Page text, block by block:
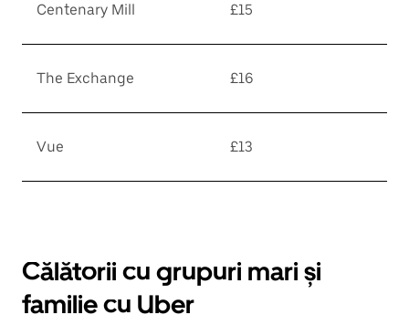
Centenary Mill £15
The Exchange £16
Vue £13
Călătorii cu grupuri mari și
familie cu Uber